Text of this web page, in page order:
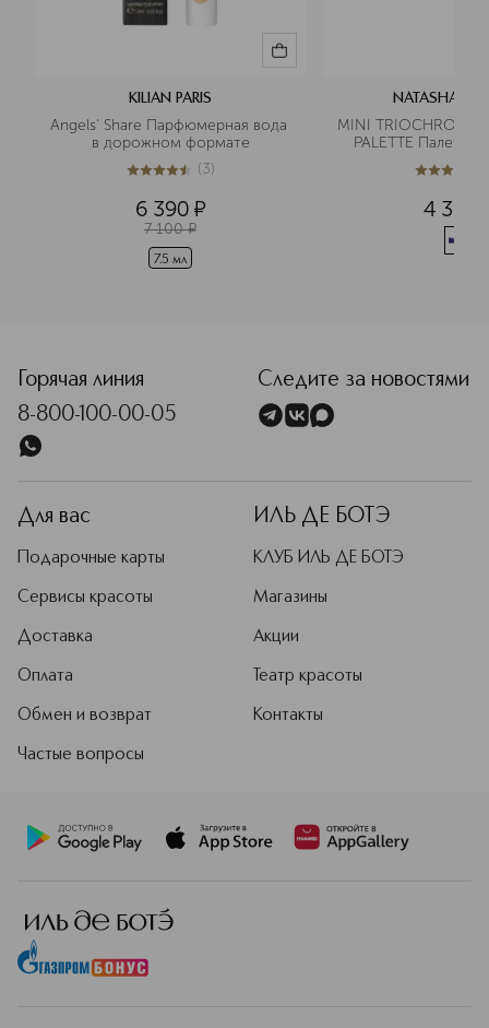
KILIAN PARIS
Angels' Share Парфюмерная вода
в дорожном формате
4.7 из53 (3)
6 390 ¤
7 100 ¤
7.5 мл
NATASHA
MINI TRIOCHROME
PALETTE Палетка
4.8из5
4 370
Горячая линия
8-800-100-00-05
Следите за новостями
Для вас
Подарочные карты
Сервисы красоты
Доставка
Оплата
Обмен и возврат
Частые вопросы
ИЛЬ ДЕ БОТЭ
КЛУБ ИЛЬ ДЕ БОТЭ
Магазины
Акции
Театр красоты
Контакты